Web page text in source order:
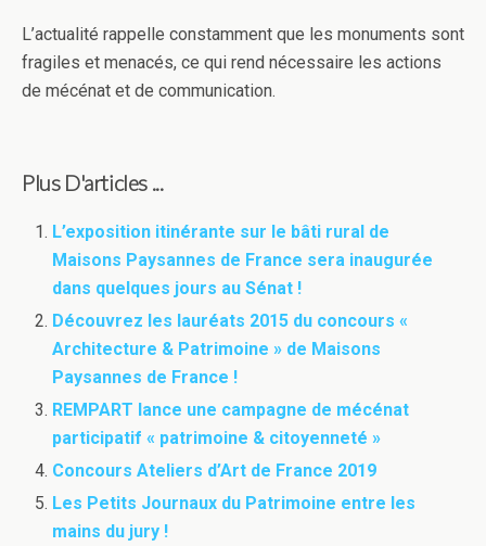
L’actualité rappelle constamment que les monuments sont
fragiles et menacés, ce qui rend nécessaire les actions
de mécénat et de communication.
Plus D'articles ...
L’exposition itinérante sur le bâti rural de
Maisons Paysannes de France sera inaugurée
dans quelques jours au Sénat !
Découvrez les lauréats 2015 du concours «
Architecture & Patrimoine » de Maisons
Paysannes de France !
REMPART lance une campagne de mécénat
participatif « patrimoine & citoyenneté »
Concours Ateliers d’Art de France 2019
Les Petits Journaux du Patrimoine entre les
mains du jury !